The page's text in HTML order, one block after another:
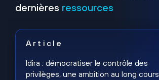
dernières ressources
Article
Idira : démocratiser le contrôle des
privilèges, une ambition au long cours